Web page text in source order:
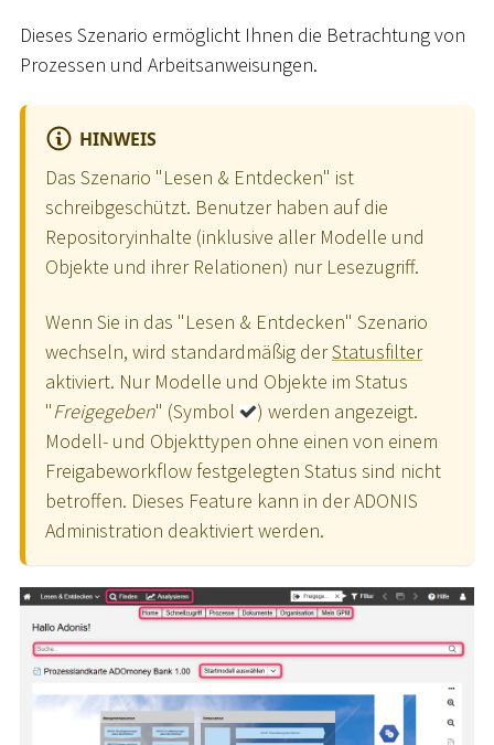
Dieses Szenario ermöglicht Ihnen die Betrachtung von
Prozessen und Arbeitsanweisungen.
HINWEIS
Das Szenario "Lesen & Entdecken" ist
schreibgeschützt. Benutzer haben auf die
Repositoryinhalte (inklusive aller Modelle und
Objekte und ihrer Relationen) nur Lesezugriff.
Wenn Sie in das "Lesen & Entdecken" Szenario
wechseln, wird standardmäßig derStatusfilter
aktiviert. Nur Modelle und Objekte im Status
"Freigegeben" (Symbol
) werden angezeigt.
Modell- und Objekttypen ohne einen von einem
Freigabeworkflow festgelegten Status sind nicht
betroffen. Dieses Feature kann in der ADONIS
Administration deaktiviert werden.